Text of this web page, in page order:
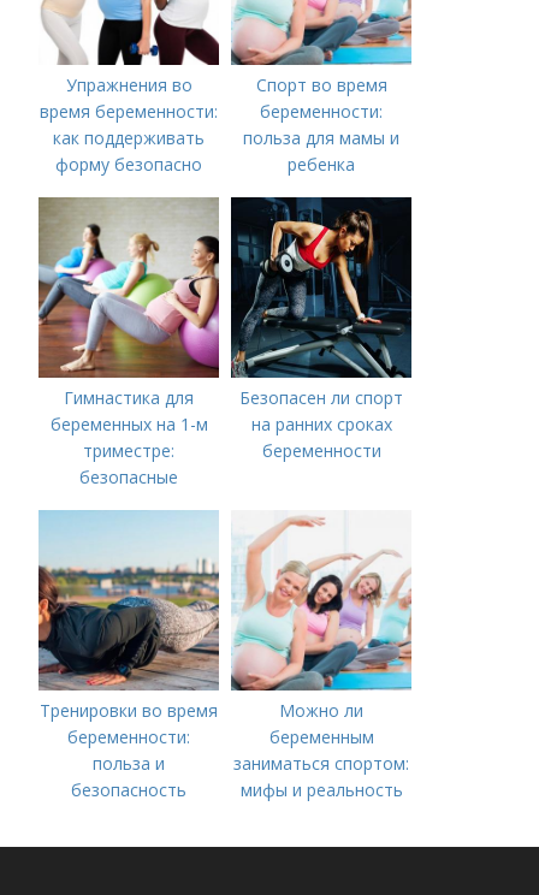
Упражнения во
время беременности:
как поддерживать
форму безопасно
Спорт во время
беременности:
польза для мамы и
ребенка
Гимнастика для
беременных на 1-м
триместре:
безопасные
Безопасен ли спорт
на ранних сроках
беременности
Тренировки во время
беременности:
польза и
безопасность
Можно ли
беременным
заниматься спортом:
мифы и реальность